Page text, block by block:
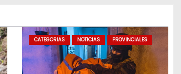
CATEGORIAS NOTICIAS PROVINCIALES